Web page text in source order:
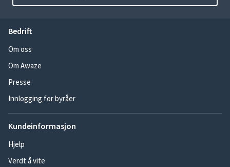
Bedrift
Om oss
Om Awaze
Presse
Innlogging for byråer
Kundeinformasjon
Hjelp
Verdt å vite